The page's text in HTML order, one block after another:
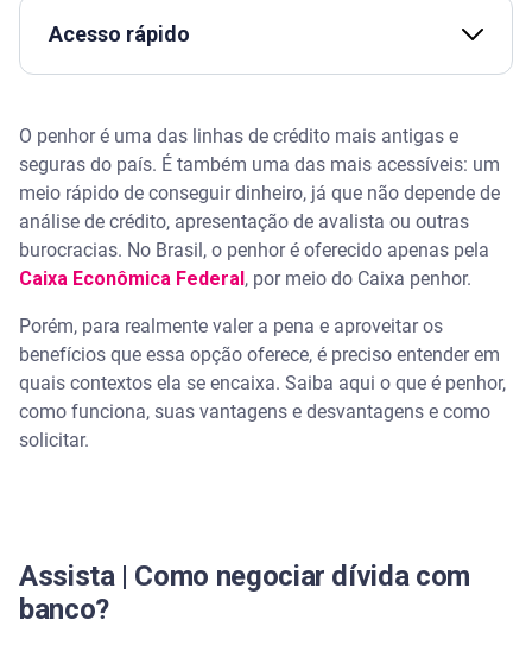
Acesso rápido
O que é penhor
Como funciona o Caixa penhor
Vantagens e desvantagens do Caixa penhor
Como solicitar o penhor da Caixa
Outras alternativas de crédito
FAQ
É necessário possuir conta na Caixa?
O penhor é uma das linhas de crédito mais antigas e
seguras do país. É também uma das mais acessíveis: um
meio rápido de conseguir dinheiro, já que não depende de
análise de crédito, apresentação de avalista ou outras
burocracias. No Brasil, o penhor é oferecido apenas pela
Caixa Econômica Federal , por meio do Caixa penhor.
Porém, para realmente valer a pena e aproveitar os
benefícios que essa opção oferece, é preciso entender em
quais contextos ela se encaixa. Saiba aqui o que é penhor,
como funciona, suas vantagens e desvantagens e como
solicitar.
Assista | Como negociar dívida com
banco?